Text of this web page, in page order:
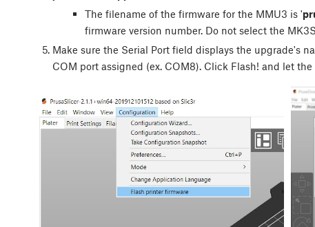
The filename of the firmware for the MMU3 is '
firmware version number. Do not select the
Make sure the Serial Port field displays the upgrade's
COM port assigned (ex. COM8). Click Flash! and let the